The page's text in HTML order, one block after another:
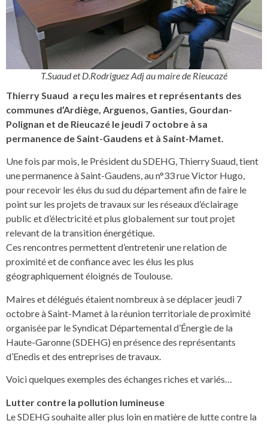
T.Suaud et D.Rodriguez Adj au maire de Rieucazé
Thierry Suaud a reçu les maires et représentants des
communes d’Ardiège, Arguenos, Ganties, Gourdan-
Polignan et de Rieucazé le jeudi 7 octobre à sa
permanence de Saint-Gaudens et à Saint-Mamet.
Une fois par mois, le Président du SDEHG, Thierry Suaud, tient
une permanence à Saint-Gaudens, au n°33 rue Victor Hugo,
pour recevoir les élus du sud du département afin de faire le
point sur les projets de travaux sur les réseaux d’éclairage
public et d’électricité et plus globalement sur tout projet
relevant de la transition énergétique.
Ces rencontres permettent d’entretenir une relation de
proximité et de confiance avec les élus les plus
géographiquement éloignés de Toulouse.
Maires et délégués étaient nombreux à se déplacer jeudi 7
octobre à Saint-Mamet à la réunion territoriale de proximité
organisée par le Syndicat Départemental d’Énergie de la
Haute-Garonne (SDEHG) en présence des représentants
d’Enedis et des entreprises de travaux.
Voici quelques exemples des échanges riches et variés…
Lutter contre la pollution lumineuse
Le SDEHG souhaite aller plus loin en matière de lutte contre la